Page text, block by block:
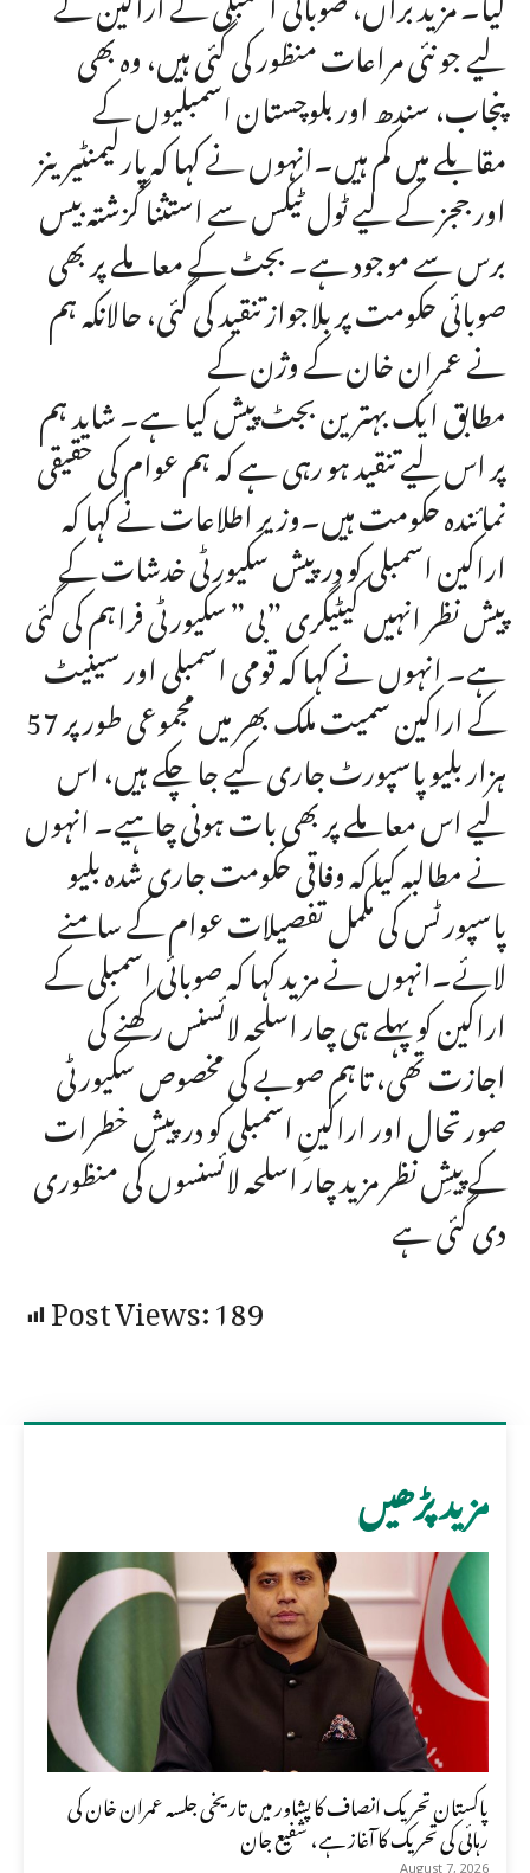
لیے جو نئی مراعات منظور کی گئی ہیں، وہ بھی
پنجاب، سندھ اور بلوچستان اسمبلیوں کے
مقابلے میں کم ہیں۔انہوں نے کہا کہ پارلیمنٹیرینز
اور ججز کے لیے ٹول ٹیکس سے استثنا گزشتہ بیس
برس سے موجود ہے۔ بجٹ کے معاملے پر بھی
صوبائی حکومت پر بلاجواز تنقید کی گئی، حالانکہ ہم
نے عمران خان کے وژن کے
مطابق ایک بہترین بجٹ پیش کیا ہے۔ شاید ہم
پر اس لیے تنقید ہو رہی ہے کہ ہم عوام کی حقیقی
نمائندہ حکومت ہیں۔وزیر اطلاعات نے کہا کہ
اراکین اسمبلی کو درپیش سکیورٹی خدشات کے
پیش نظر انہیں کیٹیگری ”بی” سکیورٹی فراہم کی گئی
ہے۔ انہوں نے کہا کہ قومی اسمبلی اور سینیٹ
کے اراکین سمیت ملک بھر میں مجموعی طور پر 57
ہزار بلیو پاسپورٹ جاری کیے جا چکے ہیں، اس
لیے اس معاملے پر بھی بات ہونی چاہیے۔ انہوں
نے مطالبہ کیا کہ وفاقی حکومت جاری شدہ بلیو
پاسپورٹس کی مکمل تفصیلات عوام کے سامنے
لائے۔انہوں نے مزید کہا کہ صوبائی اسمبلی کے
اراکین کو پہلے ہی چار اسلحہ لائسنس رکھنے کی
اجازت تھی، تاہم صوبے کی مخصوص سکیورٹی
صورتحال اور اراکینِ اسمبلی کو درپیش خطرات
کے پیشِ نظر مزید چار اسلحہ لائسنسوں کی منظوری
دی گئی ہے
Post Views:189
مزید پڑھیں
پاکستان تحریک انصاف کا پشاور میں تاریخی جلسہ عمران خان کی
رہائی کی تحریک کا آغاز ہے، شفیع جان
August 7, 2026